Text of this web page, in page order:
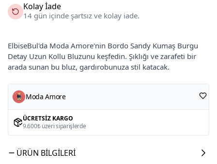
Kolay İade
14 gün içinde şartsız ve kolay iade.
ElbiseBul'da Moda Amore'nin Bordo Sandy Kumaş Burgu
Detay Uzun Kollu Bluzunu keşfedin. Şıklığı ve zarafeti bir
arada sunan bu bluz, gardırobunuza stil katacak.
Moda Amore
ÜCRETSIZ KARGO
9.600₺ üzeri siparişlerde
ÜRÜN BILGILERI